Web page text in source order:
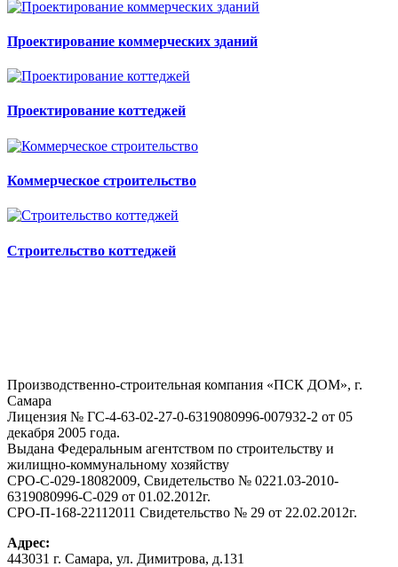
Проектирование коммерческих зданий
Проектирование коттеджей
Коммерческое строительство
Строительство коттеджей
Производственно-строительная компания «ПСК ДОМ», г.
Самара
Лицензия № ГС-4-63-02-27-0-6319080996-007932-2 от 05
декабря 2005 года.
Выдана Федеральным агентством по строительству и
жилищно-коммунальному хозяйству
СРО-С-029-18082009, Свидетельство № 0221.03-2010-
6319080996-С-029 от 01.02.2012г.
СРО-П-168-22112011 Свидетельство № 29 от 22.02.2012г.
Адрес:
443031 г. Самара, ул. Димитрова, д.131